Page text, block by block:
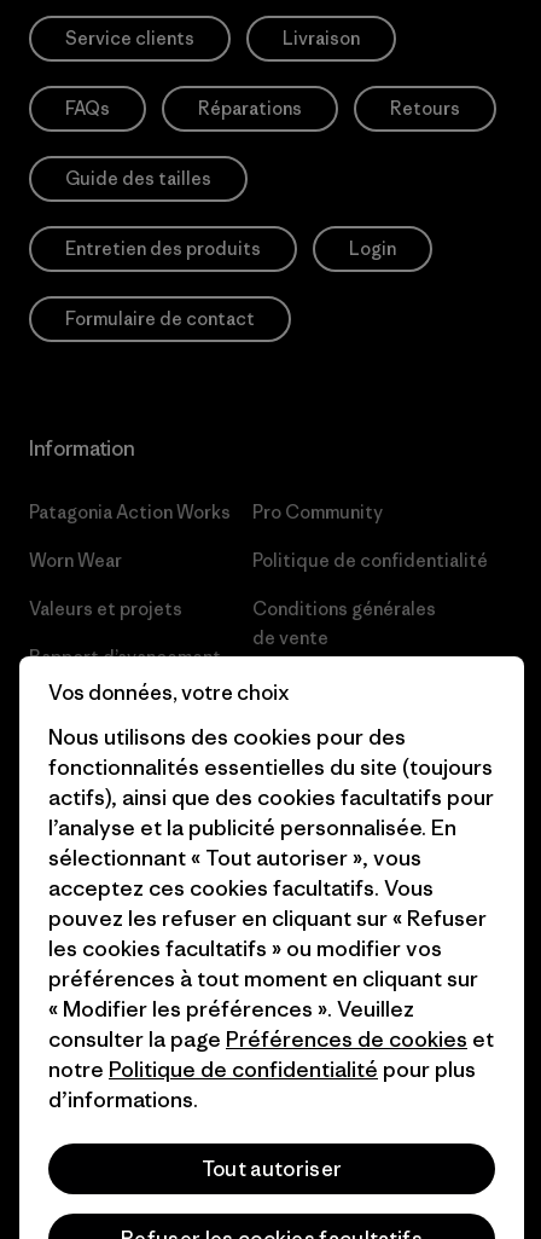
Service clients Livraison
FAQs Réparations Retours
Guide des tailles
Entretien des produits Login
Formulaire de contact
Information
Patagonia Action Works
Worn Wear
Valeurs et projets
Rapport d’avancement
Business Unusual
Objectifs climatiques
1% For The Planet
Comment nous finançons
Cartes cadeaux
Nos magasins
Pro Community
Politique de confidentialité
Conditions générales
de vente
Préférences de cookie
Carrières
Presse et media
Industry program
Programme d’affiliation
Patagonia France Plan du site
© 2026 Patagonia, Inc. All Rights Reserved.
Vos données, votre choix
Nous utilisons des cookies pour des
fonctionnalités essentielles du site (toujours
actifs), ainsi que des cookies facultatifs pour
l’analyse et la publicité personnalisée. En
sélectionnant « Tout autoriser », vous
acceptez ces cookies facultatifs. Vous
pouvez les refuser en cliquant sur « Refuser
les cookies facultatifs » ou modifier vos
préférences à tout moment en cliquant sur
« Modifier les préférences ». Veuillez
consulter la page Préférences de cookies et
notre Politique de confidentialité pour plus
d’informations.
Tout autoriser